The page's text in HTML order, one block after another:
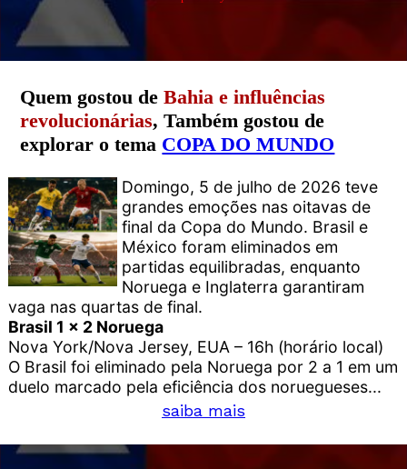
Quem gostou deBahia e influências
revolucionárias, Também gostou de
explorar o tema COPA DO MUNDO
Domingo, 5 de julho de 2026 teve
grandes emoções nas oitavas de
final da Copa do Mundo. Brasil e
México foram eliminados em
partidas equilibradas, enquanto
Noruega e Inglaterra garantiram
vaga nas quartas de final.
Brasil 1 x 2 Noruega
Nova York/Nova Jersey, EUA – 16h (horário local)
O Brasil foi eliminado pela Noruega por 2 a 1 em um
duelo marcado pela eficiência dos noruegueses...
saiba mais